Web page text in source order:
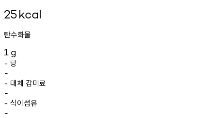
25kcal
탄수화물
1 g
- 당
-
- 대체 감미료
-
- 식이섬유
-